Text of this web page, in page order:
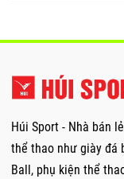
Húi Sport - Nhà bán
thể thao như giày đá
Ball, phụ kiện thể